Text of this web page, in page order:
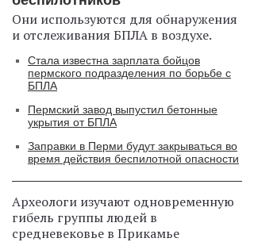
Они используются для обнаружения
и отслеживания БПЛА в воздухе.
Стала известна зарплата бойцов
пермского подразделения по борьбе с
БПЛА
Пермский завод выпустил бетонные
укрытия от БПЛА
Заправки в Перми будут закрываться во
время действия беспилотной опасности
Археологи изучают одновременную
гибель группы людей в
средневековье в Прикамье